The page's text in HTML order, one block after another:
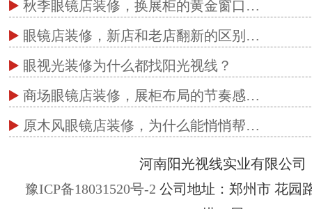
秋季眼镜店装修，换展柜的黄金窗口…
眼镜店装修，新店和老店翻新的区别…
眼视光装修为什么都找阳光视线？
商场眼镜店装修，展柜布局的节奏感…
原木风眼镜店装修，为什么能悄悄帮…
河南阳光视线实业有限公司
豫ICP备18031520号-2 公司地址：郑州市 花园